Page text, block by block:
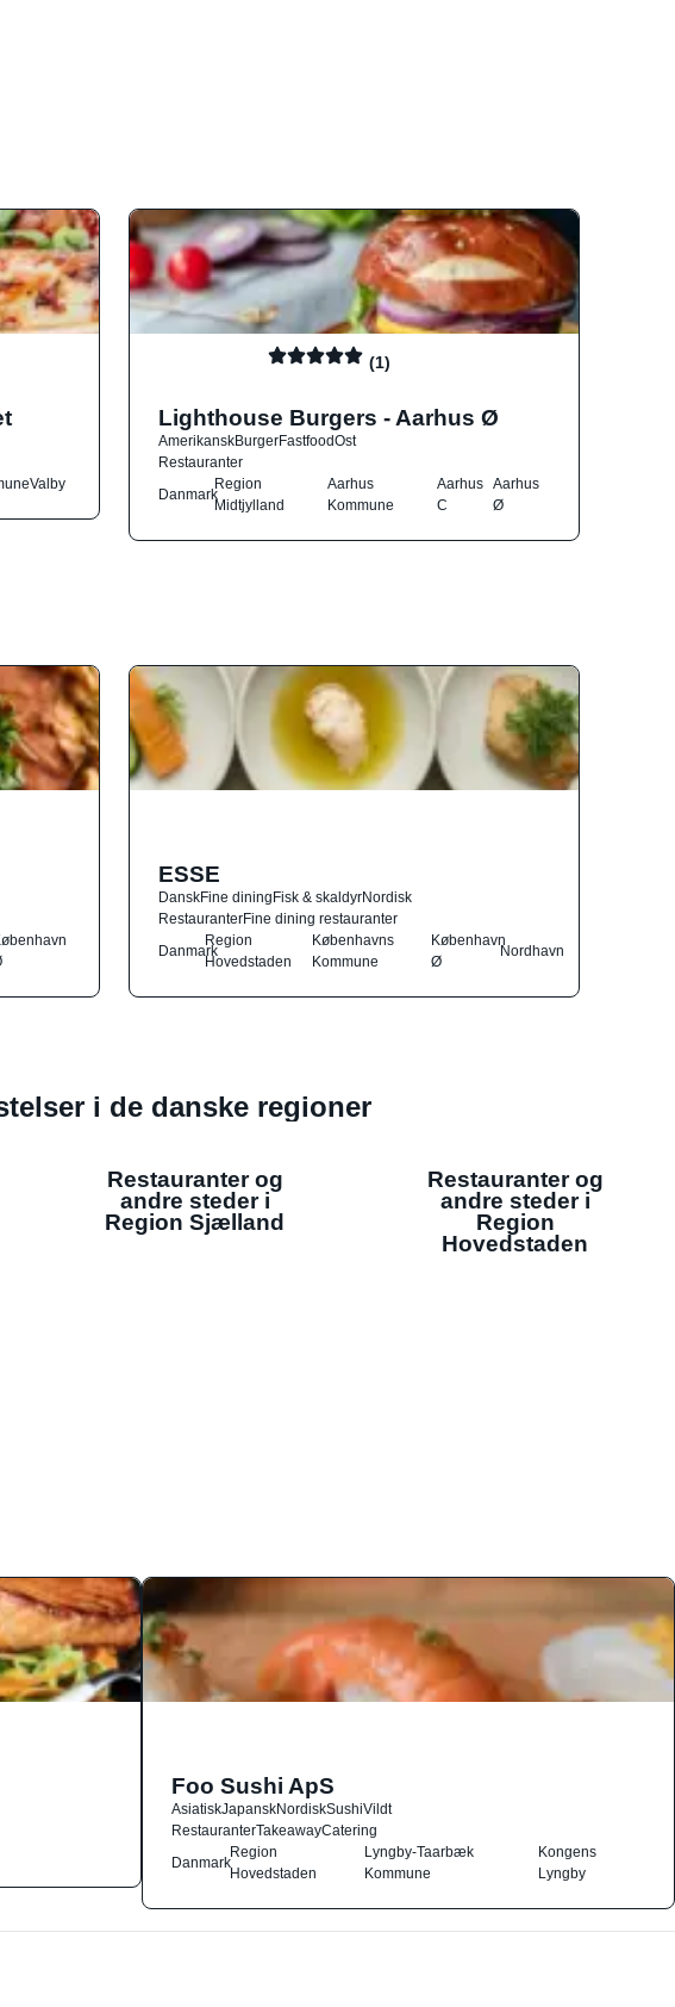
Valby
(1)
Lighthouse Burgers - Aarhus Ø
AmerikanskBurgerFastfoodOst
Restauranter
Danmark
Region
Midtjylland
Aarhus
Kommune
Aarhus
C
Aarhus
Ø
ESSE
DanskFine diningFisk & skaldyrNordisk
RestauranterFine dining restauranter
Danmark
Region
Hovedstaden
Københavns
Kommune
København
Ø
Nordhavn
i de danske regioner
Restauranter og
andre steder i
Region Sjælland
Restauranter og
andre steder i
Region
Hovedstaden
Foo Sushi ApS
AsiatiskJapanskNordiskSushiVildt
RestauranterTakeawayCatering
Danmark
Region
Hovedstaden
Lyngby-Taarbæk
Kommune
Kongens
Lyngby